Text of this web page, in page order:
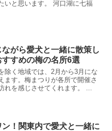
いと思います。 河口湖に七福
がら愛犬と一緒に散策し
すめの梅の名所6選
除く地域では、2月から3月にな
ます。梅まつりが各所で開催さ
れを感じさせてくれます。 ...
！関東内で愛犬と一緒に